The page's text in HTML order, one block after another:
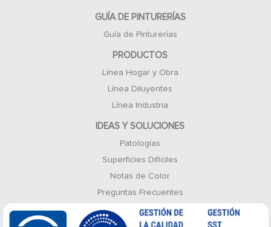
GUÍA DE PINTURERÍAS
Guía de Pinturerías
PRODUCTOS
Línea Hogar y Obra
Línea Diluyentes
Línea Industria
IDEAS Y SOLUCIONES
Patologías
Superficies Difíciles
Notas de Color
Preguntas Frecuentes